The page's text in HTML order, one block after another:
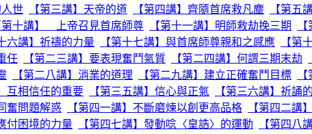
人世 【第三講】天帝的道 【第四講】齊隨首席救凡塵 【第五
第十講】 上帝召見首席師尊 【第十一講】明師救劫挽三期
六講】祈禱的力量 【第十七講】與首席師尊親和之感應 【第
任 【第二三講】要表現奮鬥氣質 【第二四講】何謂三期末劫
【第二八講】消業的道理 【第二九講】建立正確奮鬥目標
互相信任的重要 【第三五講】信心與正氣 【第三六講】祈誦
奮問題解惑 【第四一講】不斷磨煉以創更高品格 【第四二講
付困境的力量 【第四七講】發動唸〈皇誥〉的運動
【第四八